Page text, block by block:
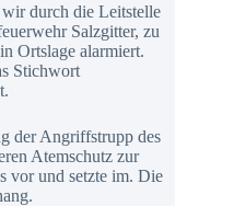
durch die Leitstelle
Salzgitter, zu
Ortslage alarmiert.
Stichwort
der Angriffstrupp des
Atemschutz zur
vor und setzte im. Die